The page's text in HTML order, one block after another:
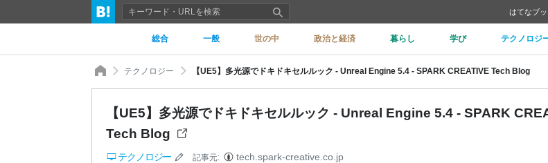
はてなブ
総合 一般 世の中 政治と経済 暮らし 学び テクノロジ
テクノロジー 【UE5】多光源でドキドキセルルック - Unreal Engine 5.4 - SPARK CREATIVE Tech Blog
【UE5】多光源でドキドキセルルック - Unreal Engine 5.4 - SPARK
Tech Blog
テクノロジー 記事元: tech.spark-creative.co.jp